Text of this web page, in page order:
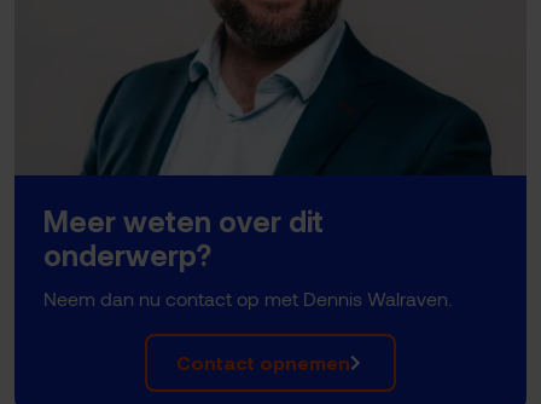
Meer weten over dit
onderwerp?
Neem dan nu contact op met Dennis Walraven.
Contact opnemen